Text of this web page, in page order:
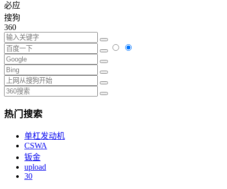
必应
搜狗
360
热门搜索
单杠发动机
CSWA
钣金
upload
30